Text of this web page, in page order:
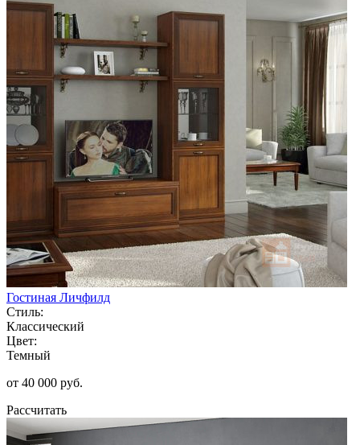
Гостиная Личфилд
Стиль:
Классический
Цвет:
Темный
от 40 000 руб.
Рассчитать